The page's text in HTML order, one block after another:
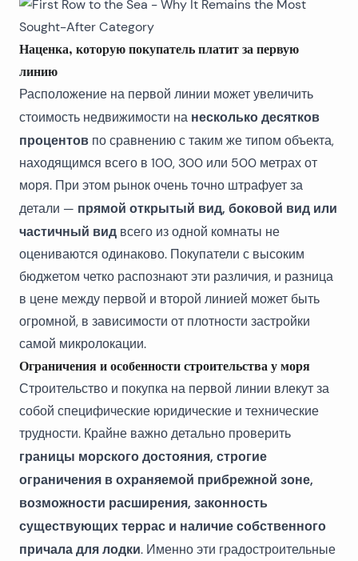
Наценка, которую покупатель платит за первую
линию
Расположение на первой линии может увеличить
стоимость недвижимости на несколько десятков
процентов по сравнению с таким же типом объекта,
находящимся всего в 100, 300 или 500 метрах от
моря. При этом рынок очень точно штрафует за
детали — прямой открытый вид, боковой вид или
частичный вид всего из одной комнаты не
оцениваются одинаково. Покупатели с высоким
бюджетом четко распознают эти различия, и разница
в цене между первой и второй линией может быть
огромной, в зависимости от плотности застройки
самой микролокации.
Ограничения и особенности строительства у моря
Строительство и покупка на первой линии влекут за
собой специфические юридические и технические
трудности. Крайне важно детально проверить
границы морского достояния, строгие
ограничения в охраняемой прибрежной зоне,
возможности расширения, законность
существующих террас и наличие собственного
причала для лодки. Именно эти градостроительные